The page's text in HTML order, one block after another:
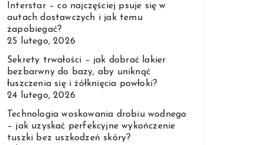
Interstar – co najczęściej psuje się w
autach dostawczych i jak temu
zapobiegać?
25 lutego, 2026
Sekrety trwałości – jak dobrać lakier
bezbarwny do bazy, aby uniknąć
łuszczenia się i żółknięcia powłoki?
24 lutego, 2026
Technologia woskowania drobiu wodnego
– jak uzyskać perfekcyjne wykończenie
tuszki bez uszkodzeń skóry?